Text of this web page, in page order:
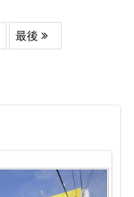
最後